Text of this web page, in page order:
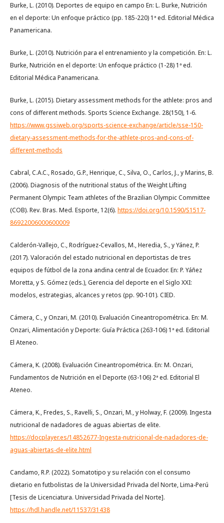
Burke, L. (2010). Deportes de equipo en campo En: L. Burke, Nutrición
en el deporte: Un enfoque práctico (pp. 185-220) 1ª ed. Editorial Médica
Panamericana.
Burke, L. (2010). Nutrición para el entrenamiento y la competición. En: L.
Burke, Nutrición en el deporte: Un enfoque práctico (1-28) 1ª ed.
Editorial Médica Panamericana.
Burke, L. (2015). Dietary assessment methods for the athlete: pros and
cons of different methods. Sports Science Exchange. 28(150), 1-6.
https://www.gssiweb.org/sports-science-exchange/article/sse-150-
dietary-assessment-methods-for-the-athlete-pros-and-cons-of-
different-methods
Cabral, C.A.C., Rosado, G.P., Henrique, C., Silva, O., Carlos, J., y Marins, B.
(2006). Diagnosis of the nutritional status of the Weight Lifting
Permanent Olympic Team athletes of the Brazilian Olympic Committee
(COB). Rev. Bras. Med. Esporte, 12(6). https://doi.org/10.1590/S1517-
86922006000600009
Calderón-Vallejo, C., Rodríguez-Cevallos, M., Heredia, S., y Yánez, P.
(2017). Valoración del estado nutricional en deportistas de tres
equipos de fútbol de la zona andina central de Ecuador. En: P. Yáñez
Moretta, y S. Gómez (eds.), Gerencia del deporte en el Siglo XXI:
modelos, estrategias, alcances y retos (pp. 90-101). CIED.
Cámera, C., y Onzari, M. (2010). Evaluación Cineantropométrica. En: M.
Onzari, Alimentación y Deporte: Guía Práctica (263-106) 1ª ed. Editorial
El Ateneo.
Cámera, K. (2008). Evaluación Cineantropométrica. En: M. Onzari,
Fundamentos de Nutrición en el Deporte (63-106) 2ª ed. Editorial El
Ateneo.
Cámera, K., Fredes, S., Ravelli, S., Onzari, M., y Holway, F. (2009). Ingesta
nutricional de nadadores de aguas abiertas de elite.
https://docplayer.es/14852677-Ingesta-nutricional-de-nadadores-de-
aguas-abiertas-de-elite.html
Candamo, R.P. (2022). Somatotipo y su relación con el consumo
dietario en futbolistas de la Universidad Privada del Norte, Lima-Perú
[Tesis de Licenciatura. Universidad Privada del Norte].
https://hdl.handle.net/11537/31438